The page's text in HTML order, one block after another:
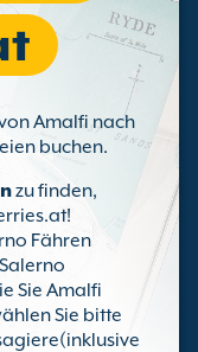
Amalfi nach
buchen.
zu finden,
Fähren
Sie Amalfi
Sie bitte